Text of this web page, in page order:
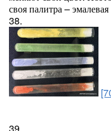
своя палитра –
38.